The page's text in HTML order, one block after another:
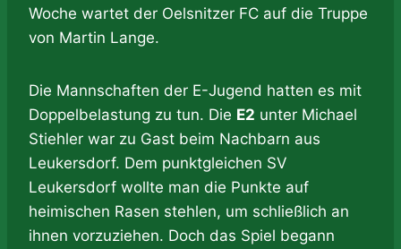
Woche wartet der Oelsnitzer FC auf die Truppe
von Martin Lange.
Die Mannschaften der E-Jugend hatten es mit
Doppelbelastung zu tun. Die E2 unter Michael
Stiehler war zu Gast beim Nachbarn aus
Leukersdorf. Dem punktgleichen SV
Leukersdorf wollte man die Punkte auf
heimischen Rasen stehlen, um schließlich an
ihnen vorzuziehen. Doch das Spiel begann